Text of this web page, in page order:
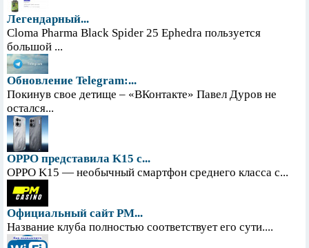
Легендарный...
Cloma Pharma Black Spider 25 Ephedra пользуется
большой ...
Обновление Telegram:...
Покинув свое детище – «ВКонтакте» Павел Дуров не
остался...
OPPO представила K15 с...
OPPO K15 — необычный смартфон среднего класса с...
Официальный сайт PM...
Название клуба полностью соответствует его сути....